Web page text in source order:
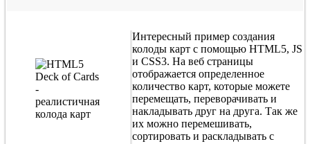
Интересный пример создания
колоды карт с помощью HTML5, JS
и CSS3. На веб страницы
отображается определенное
количество карт, которые можете
перемещать, переворачивать и
накладывать друг на друга. Так же
их можно перемешивать,
сортировать и раскладывать с